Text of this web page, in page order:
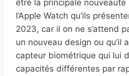
être la principale
l’Apple Watch qu’ils
2023, car il on ne s’attend
un nouveau design ou qu’il
capteur biométrique qui lui
capacités différentes par